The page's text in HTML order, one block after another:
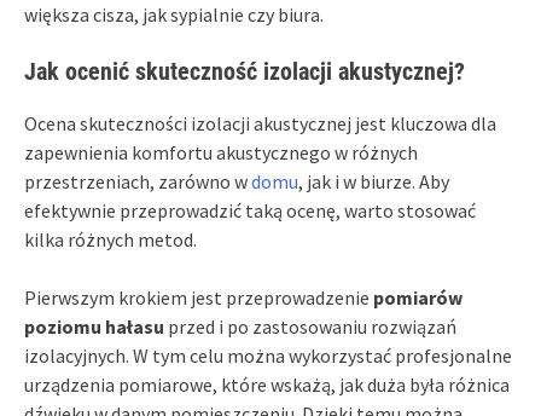
większa cisza, jak sypialnie czy biura.
Jak ocenić skuteczność izolacji akustycznej?
Ocena skuteczności izolacji akustycznej jest kluczowa dla
zapewnienia komfortu akustycznego w różnych
przestrzeniach, zarówno wdomu, jak i w biurze. Aby
efektywnie przeprowadzić taką ocenę, warto stosować
kilka różnych metod.
Pierwszym krokiem jest przeprowadzenie pomiarów
poziomu hałasu przed i po zastosowaniu rozwiązań
izolacyjnych. W tym celu można wykorzystać profesjonalne
urządzenia pomiarowe, które wskażą, jak duża była różnica